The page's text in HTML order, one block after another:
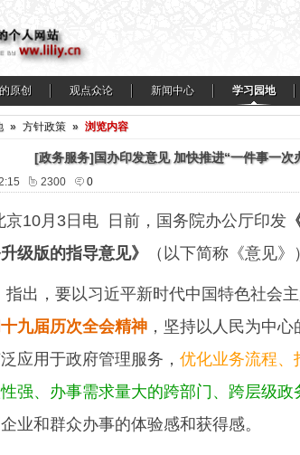
原创 观点众论 新闻中心 学习园地
» 方针政策 » 浏览内容
[政务服务]国办印发意见 加快推进“一件事一次
2300 0
京10月3日电 日前，国务院办公厅印发
级版的指导意见》
（以下简称《意见》
指出，要以习近平新时代中国特色社会
九届历次全会精神 ，坚持以人民为中
应用于政府管理服务， 优化业务流程、
强、办事需求量大的跨部门、跨层级政
业和群众办事的体验感和获得感。